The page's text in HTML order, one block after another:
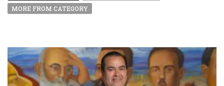
MORE FROM CATEGORY